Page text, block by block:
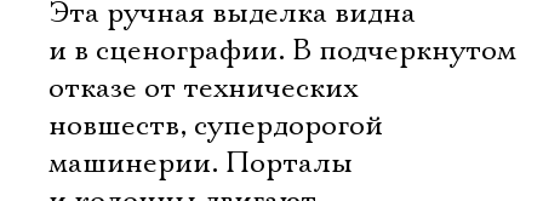
Эта ручная выделка видна
и в сценографии. В подчеркнутом
отказе от технических
новшеств, супердорогой
машинерии. Порталы